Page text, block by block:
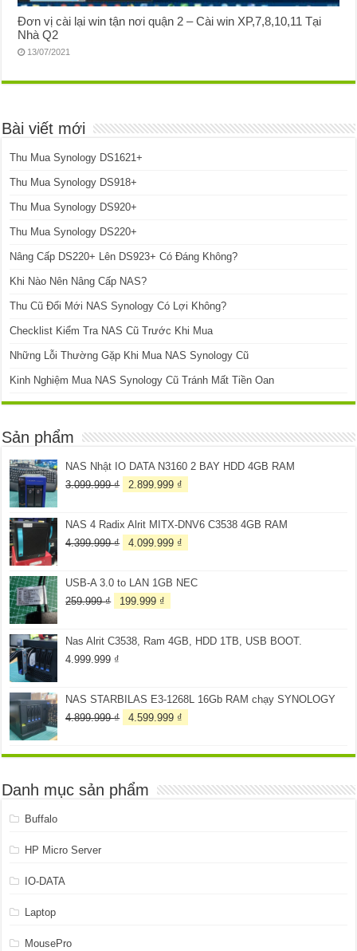
Đơn vị cài lại win tận nơi quận 2 – Cài win XP,7,8,10,11 Tại
Nhà Q2
13/07/2021
Bài viết mới
Thu Mua Synology DS1621+
Thu Mua Synology DS918+
Thu Mua Synology DS920+
Thu Mua Synology DS220+
Nâng Cấp DS220+ Lên DS923+ Có Đáng Không?
Khi Nào Nên Nâng Cấp NAS?
Thu Cũ Đổi Mới NAS Synology Có Lợi Không?
Checklist Kiểm Tra NAS Cũ Trước Khi Mua
Những Lỗi Thường Gặp Khi Mua NAS Synology Cũ
Kinh Nghiệm Mua NAS Synology Cũ Tránh Mất Tiền Oan
Sản phẩm
NAS Nhật IO DATA N3160 2 BAY HDD 4GB RAM
3.099.999₫
Giá
3.099.999 ₫.
2.899.999 ₫
là:
NAS 4 Radix Alrit MITX-DNV6 C3538 4GB RAM
4.399.999₫
Giá
4.399.999 ₫.
4.099.999 ₫
là:
USB-A 3.0 to LAN 1GB NEC
259.999₫
Giá
259.999 ₫.
199.999 ₫
là:
Nas Alrit C3538, Ram 4GB, HDD 1TB, USB BOOT.
4.999.999 ₫
NAS STARBILAS E3-1268L 16Gb RAM chạy SYNOLOGY
4.899.999₫
Giá
4.899.999 ₫.
4.599.999 ₫
là:
Danh mục sản phẩm
Buffalo
HP Micro Server
IO-DATA
Laptop
MousePro